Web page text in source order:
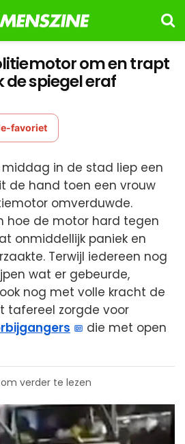
om en trapt
de spiegel eraf
favoriet
middag in de stad liep een
de hand toen een vrouw
omverduwde.
hoe de motor hard tegen
onmiddellijk paniek en
Terwijl iedereen nog
wat er gebeurde,
nog met volle kracht de
tafereel zorgde voor
die met open
verder te lezen